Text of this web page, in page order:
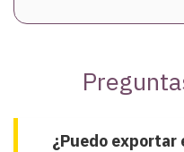
¿Puedo exportar